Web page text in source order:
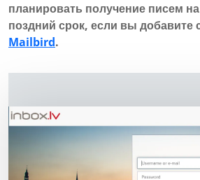
планировать получение писем
поздний срок, если вы добавите
Mailbird.